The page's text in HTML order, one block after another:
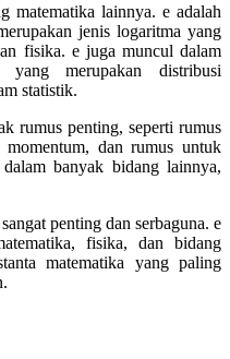
matematika lainnya. e adalah
jenis logaritma yang
fisika. e juga muncul dalam
merupakan distribusi
statistik.
rumus penting, seperti rumus
dan rumus untuk
banyak bidang lainnya,
penting dan serbaguna. e
fisika, dan bidang
matematika yang paling